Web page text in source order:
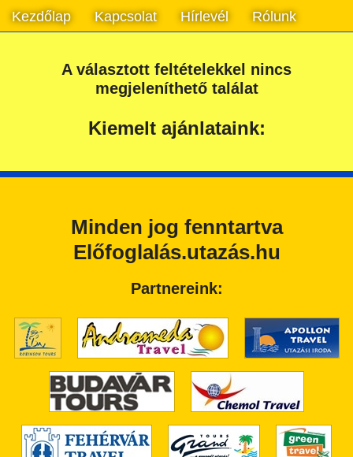
Kezdőlap Kapcsolat Hírlevél Rólunk
A választott feltételekkel nincs
megjeleníthető találat
Kiemelt ajánlataink:
Minden jog fenntartva
Előfoglalás.utazás.hu
Partnereink: